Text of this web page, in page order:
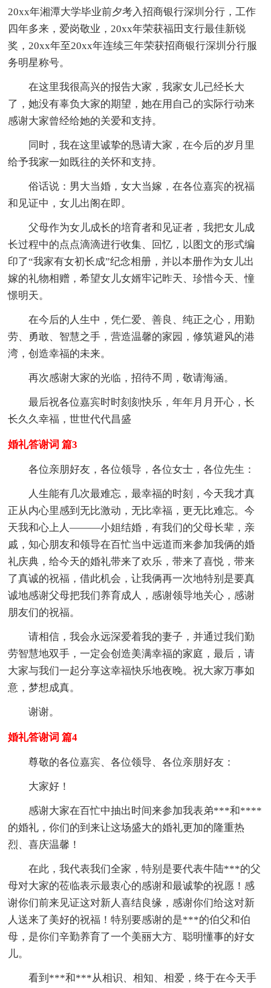
20xx年湘潭大学毕业前夕考入招商银行深圳分行，工作
四年多来，爱岗敬业，20xx年荣获福田支行最佳新锐
奖，20xx年至20xx年连续三年荣获招商银行深圳分行服
务明星称号。
在这里我很高兴的报告大家，我家女儿已经长大
了，她没有辜负大家的期望，她在用自己的实际行动来
感谢大家曾经给她的关爱和支持。
同时，我在这里诚挚的恳请大家，在今后的岁月里
给予我家一如既往的关怀和支持。
俗话说：男大当婚，女大当嫁，在各位嘉宾的祝福
和见证中，女儿出阁在即。
父母作为女儿成长的培育者和见证者，我把女儿成
长过程中的点点滴滴进行收集、回忆，以图文的形式编
印了“我家有女初长成”纪念相册，并以本册作为女儿出
嫁的礼物相赠，希望女儿女婿牢记昨天、珍惜今天、憧
憬明天。
在今后的人生中，凭仁爱、善良、纯正之心，用勤
劳、勇敢、智慧之手，营造温馨的家园，修筑避风的港
湾，创造幸福的未来。
再次感谢大家的光临，招待不周，敬请海涵。
最后祝各位嘉宾时时刻刻快乐，年年月月开心，长
长久久幸福，世世代代昌盛
婚礼答谢词 篇3
各位亲朋好友，各位领导，各位女士，各位先生：
人生能有几次最难忘，最幸福的时刻，今天我才真
正从内心里感到无比激动，无比幸福，更无比难忘。今
天我和心上人―――小姐结婚，有我们的父母长辈，亲
戚，知心朋友和领导在百忙当中远道而来参加我俩的婚
礼庆典，给今天的婚礼带来了欢乐，带来了喜悦，带来
了真诚的祝福，借此机会，让我俩再一次地特别是要真
诚地感谢父母把我们养育成人，感谢领导地关心，感谢
朋友们的祝福。
请相信，我会永远深爱着我的妻子，并通过我们勤
劳智慧地双手，一定会创造美满幸福的家庭，最后，请
大家与我们一起分享这幸福快乐地夜晚。祝大家万事如
意，梦想成真。
谢谢。
婚礼答谢词 篇4
尊敬的各位嘉宾、各位领导、各位亲朋好友：
大家好！
感谢大家在百忙中抽出时间来参加我表弟***和****
的婚礼，你们的到来让这场盛大的婚礼更加的隆重热
烈、喜庆温馨！
在此，我代表我们全家，特别是要代表牛陆***的父
母对大家的莅临表示最衷心的感谢和最诚挚的祝愿！感
谢你们前来见证这对新人喜结良缘，感谢你们给这对新
人送来了美好的祝福！特别要感谢的是***的伯父和伯
母，是你们辛勤养育了一个美丽大方、聪明懂事的好女
儿。
看到***和***从相识、相知、相爱，终于在今天手